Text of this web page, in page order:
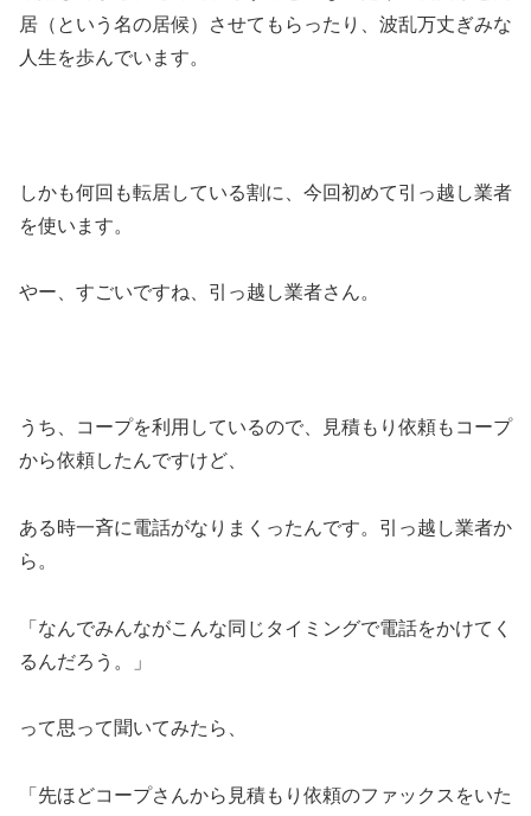
居（という名の居候）させてもらったり、波乱万丈ぎみな
人生を歩んでいます。
しかも何回も転居している割に、今回初めて引っ越し業者
を使います。
やー、すごいですね、引っ越し業者さん。
うち、コープを利用しているので、見積もり依頼もコープ
から依頼したんですけど、
ある時一斉に電話がなりまくったんです。引っ越し業者か
ら。
「なんでみんながこんな同じタイミングで電話をかけてく
るんだろう。」
って思って聞いてみたら、
「先ほどコープさんから見積もり依頼のファックスをいた